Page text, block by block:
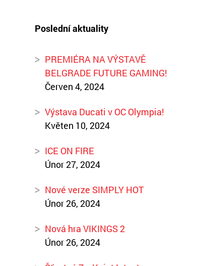
Poslední aktuality
PREMIÉRA NA VÝSTAVĚ
BELGRADE FUTURE GAMING!
Červen 4, 2024
Výstava Ducati v OC Olympia!
Květen 10, 2024
ICE ON FIRE
Únor 27, 2024
Nové verze SIMPLY HOT
Únor 26, 2024
Nová hra VIKINGS 2
Únor 26, 2024